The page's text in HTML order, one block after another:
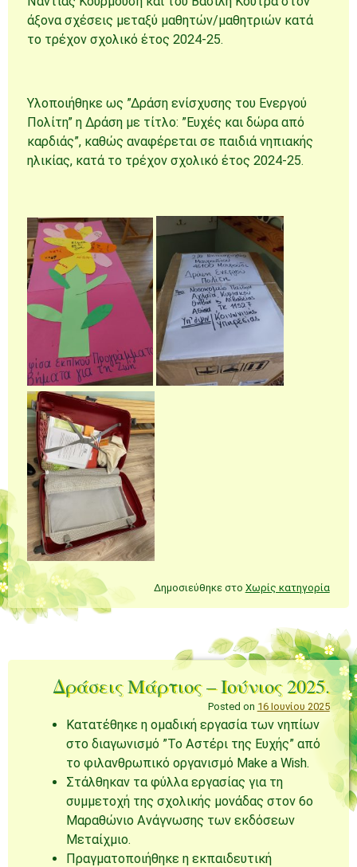
άξονα σχέσεις μεταξύ μαθητών/μαθητριών κατά
το τρέχον σχολικό έτος 2024-25.
Υλοποιήθηκε ως ”Δράση ενίσχυσης του Ενεργού
Πολίτη” η Δράση με τίτλο: ”Ευχές και δώρα από
καρδιάς”, καθώς αναφέρεται σε παιδιά νηπιακής
ηλικίας, κατά το τρέχον σχολικό έτος 2024-25.
Δημοσιεύθηκε στο Χωρίς κατηγορία
Δράσεις Μάρτιος – Ιούνιος 2025.
Posted on 16 Ιουνίου 2025
Κατατέθηκε η ομαδική εργασία των νηπίων
στο διαγωνισμό ”Το Αστέρι της Ευχής” από
το φιλανθρωπικό οργανισμό Make a Wish.
Στάλθηκαν τα φύλλα εργασίας για τη
συμμετοχή της σχολικής μονάδας στον 6ο
Μαραθώνιο Ανάγνωσης των εκδόσεων
Μεταίχμιο.
Πραγματοποιήθηκε η εκπαιδευτική